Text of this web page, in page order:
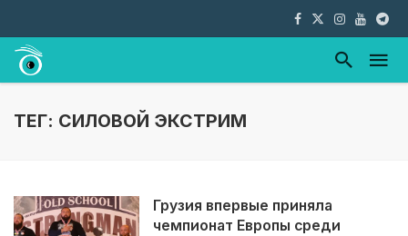
ТЕГ: СИЛОВОЙ ЭКСТРИМ
Грузия впервые приняла
чемпионат Европы среди